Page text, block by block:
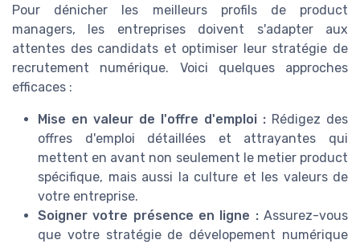
Pour dénicher les meilleurs profils de product
managers, les entreprises doivent s'adapter aux
attentes des candidats et optimiser leur stratégie de
recrutement numérique. Voici quelques approches
efficaces :
Mise en valeur de l'offre d'emploi : Rédigez des
offres d'emploi détaillées et attrayantes qui
mettent en avant non seulement le metier product
spécifique, mais aussi la culture et les valeurs de
votre entreprise.
Soigner votre présence en ligne :Assurez-vous
que votre stratégie de dévelopement numérique